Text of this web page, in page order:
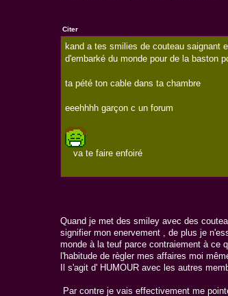
Citer
kand a tes smilies de couteau saignant
d'embarké du monde pour de la baston
ta pété ton cable dans ta chambre
eeehhhh garçon c un forum
va te faire enfoiré
Quand je met des smiley avec des
signifier mon enervement , de plus je
monde à la teuf parce contraiement à ce
l'habitude de règler mes affaires moi
Il s'agit d' HUMOUR avec les autres
Par contre je vais effectivement me